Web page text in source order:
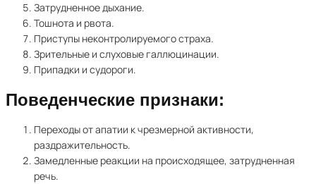
Затрудненное дыхание.
Тошнота и рвота.
Приступы неконтролируемого страха.
Зрительные и слуховые галлюцинации.
Припадки и судороги.
Поведенческие признаки:
Переходы от апатии к чрезмерной активности,
раздражительность.
Замедленные реакции на происходящее, затрудненная
речь.